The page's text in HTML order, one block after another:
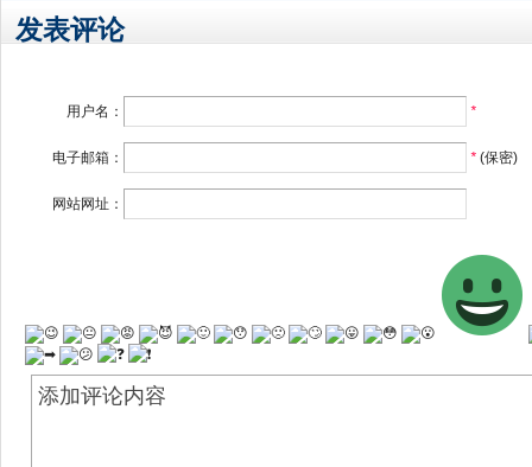
发表评论
用户名： *
电子邮箱： *(保密)
网站网址：